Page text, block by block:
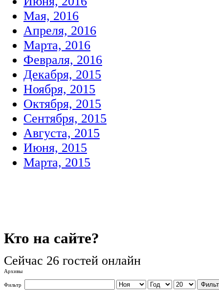
Мая, 2016
Апреля, 2016
Марта, 2016
Февраля, 2016
Декабря, 2015
Ноября, 2015
Октября, 2015
Сентября, 2015
Августа, 2015
Июня, 2015
Марта, 2015
Кто на сайте?
Сейчас 26 гостей онлайн
Архивы
Фильтр